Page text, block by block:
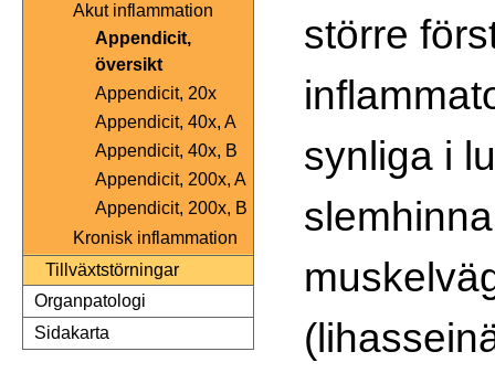
Akut inflammation
Appendicit,
översikt
Appendicit, 20x
Appendicit, 40x, A
Appendicit, 40x, B
Appendicit, 200x, A
Appendicit, 200x, B
Kronisk inflammation
Tillväxtstörningar
Organpatologi
Sidakarta
större
synliga i